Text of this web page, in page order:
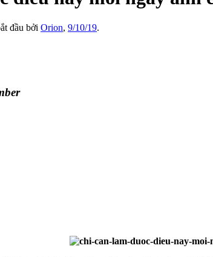
đầu bởi Orion, 9/10/19.